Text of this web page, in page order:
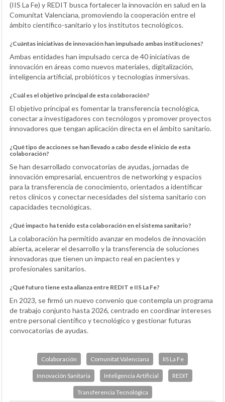
(IIS La Fe) y REDIT busca fortalecer la innovación en salud en la
Comunitat Valenciana, promoviendo la cooperación entre el
ámbito científico-sanitario y los institutos tecnológicos.
¿Cuántas iniciativas de innovación han impulsado ambas instituciones?
Ambas entidades han impulsado cerca de 40 iniciativas de
innovación en áreas como nuevos materiales, digitalización,
inteligencia artificial, probióticos y tecnologías inmersivas.
¿Cuál es el objetivo principal de esta colaboración?
El objetivo principal es fomentar la transferencia tecnológica,
conectar a investigadores con tecnólogos y promover proyectos
innovadores que tengan aplicación directa en el ámbito sanitario.
¿Qué tipo de acciones se han llevado a cabo desde el inicio de esta
colaboración?
Se han desarrollado convocatorias de ayudas, jornadas de
innovación empresarial, encuentros de networking y espacios
para la transferencia de conocimiento, orientados a identificar
retos clínicos y conectar necesidades del sistema sanitario con
capacidades tecnológicas.
¿Qué impacto ha tenido esta colaboración en el sistema sanitario?
La colaboración ha permitido avanzar en modelos de innovación
abierta, acelerar el desarrollo y la transferencia de soluciones
innovadoras que tienen un impacto real en pacientes y
profesionales sanitarios.
¿Qué futuro tiene esta alianza entre REDIT e IIS La Fe?
En 2023, se firmó un nuevo convenio que contempla un programa
de trabajo conjunto hasta 2026, centrado en coordinar intereses
entre personal científico y tecnológico y gestionar futuras
convocatorias de ayudas.
Colaboración Comunitat Valenciana IIS La Fe
Innovación Sanitaria Inteligencia Artificial REDIT
Transferencia Tecnológica